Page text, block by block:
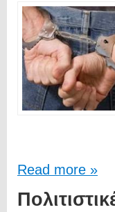
Read more »